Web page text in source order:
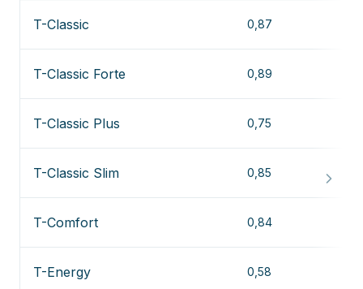
T-Classic 0,87
T-Classic Forte 0,89
T-Classic Plus 0,75
T-Classic Slim 0,85
T-Comfort 0,84
T-Energy 0,58